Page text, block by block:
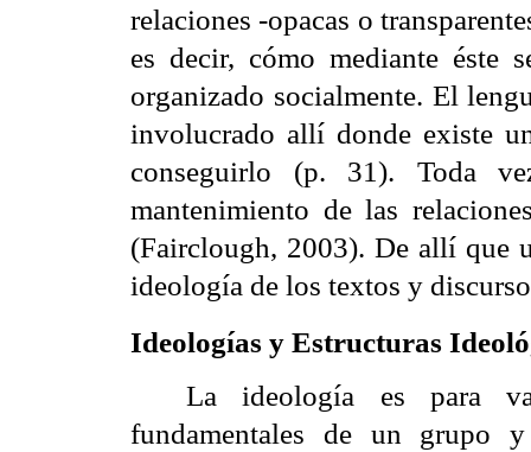
relaciones -opacas o
es decir, cómo mediante éste
organizado socialmente. El
involucrado allí donde existe
conseguirlo (p. 31). Toda
mantenimiento de las
(Fairclough, 2003). De allí que
ideología de los textos y
Ideologías y Estructuras
La ideología es para
fundamentales de un grupo